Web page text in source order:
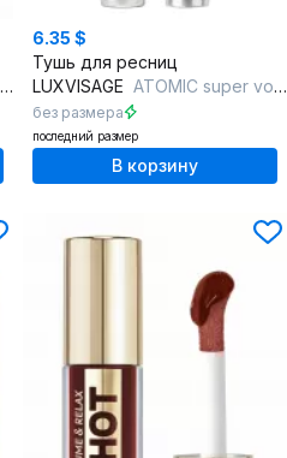
6.35 $
Тушь для ресниц
LUXVISAGE ATOMIC super volume effect BLACK
без размера
последний размер
В корзину